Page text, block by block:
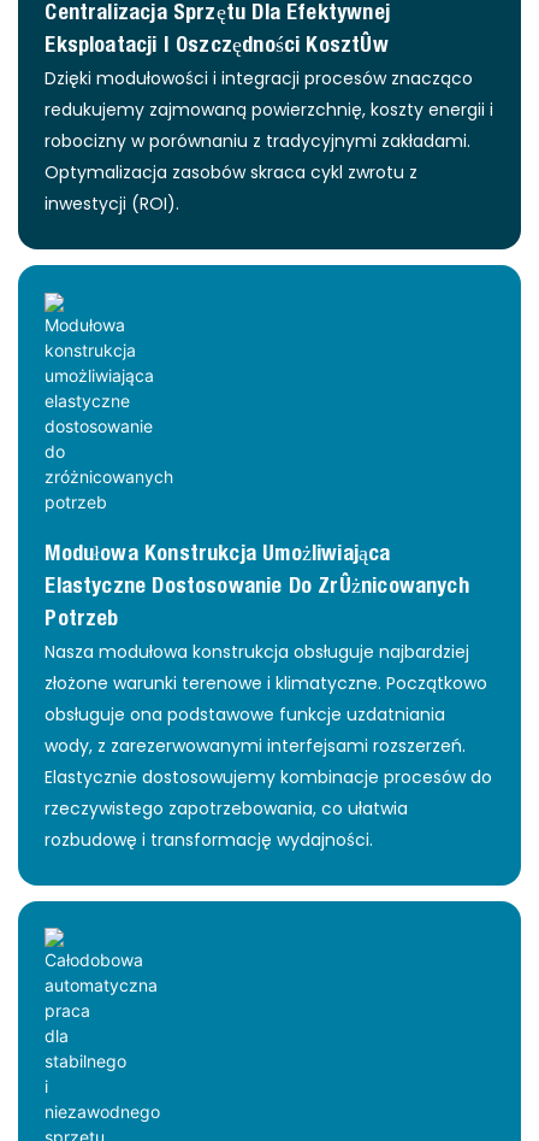
Centralizacja Sprzętu Dla Efektywnej
Eksploatacji I Oszczędności Kosztów
Dzięki modułowości i integracji procesów znacząco
redukujemy zajmowaną powierzchnię, koszty energii i
robocizny w porównaniu z tradycyjnymi zakładami.
Optymalizacja zasobów skraca cykl zwrotu z
inwestycji (ROI).
Modułowa Konstrukcja Umożliwiająca
Elastyczne Dostosowanie Do Zróżnicowanych
Potrzeb
Nasza modułowa konstrukcja obsługuje najbardziej
złożone warunki terenowe i klimatyczne. Początkowo
obsługuje ona podstawowe funkcje uzdatniania
wody, z zarezerwowanymi interfejsami rozszerzeń.
Elastycznie dostosowujemy kombinacje procesów do
rzeczywistego zapotrzebowania, co ułatwia
rozbudowę i transformację wydajności.